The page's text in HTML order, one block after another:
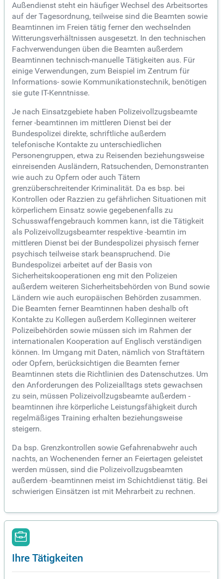
Außendienst steht ein häufiger Wechsel des Arbeitsortes
auf der Tagesordnung, teilweise sind die Beamten sowie
Beamtinnen im Freien tätig ferner den wechselnden
Witterungsverhältnissen ausgesetzt. In den technischen
Fachverwendungen üben die Beamten außerdem
Beamtinnen technisch-manuelle Tätigkeiten aus. Für
einige Verwendungen, zum Beispiel im Zentrum für
Informations- sowie Kommunikationstechnik, benötigen
sie gute IT-Kenntnisse.
Je nach Einsatzgebiete haben Polizeivollzugsbeamte
ferner -beamtinnen im mittleren Dienst bei der
Bundespolizei direkte, schriftliche außerdem
telefonische Kontakte zu unterschiedlichen
Personengruppen, etwa zu Reisenden beziehungsweise
einreisenden Ausländern, Ratsuchenden, Demonstranten
wie auch zu Opfern oder auch Tätern
grenzüberschreitender Kriminalität. Da es bsp. bei
Kontrollen oder Razzien zu gefährlichen Situationen mit
körperlichem Einsatz sowie gegebenenfalls zu
Schusswaffengebrauch kommen kann, ist die Tätigkeit
als Polizeivollzugsbeamter respektive -beamtin im
mittleren Dienst bei der Bundespolizei physisch ferner
psychisch teilweise stark beanspruchend. Die
Bundespolizei arbeitet auf der Basis von
Sicherheitskooperationen eng mit den Polizeien
außerdem weiteren Sicherheitsbehörden von Bund sowie
Ländern wie auch europäischen Behörden zusammen.
Die Beamten ferner Beamtinnen haben deshalb oft
Kontakte zu Kollegen außerdem Kolleginnen weiterer
Polizeibehörden sowie müssen sich im Rahmen der
internationalen Kooperation auf Englisch verständigen
können. Im Umgang mit Daten, nämlich von Straftätern
oder Opfern, berücksichtigen die Beamten ferner
Beamtinnen stets die Richtlinien des Datenschutzes. Um
den Anforderungen des Polizeialltags stets gewachsen
zu sein, müssen Polizeivollzugsbeamte außerdem -
beamtinnen ihre körperliche Leistungsfähigkeit durch
regelmäßiges Training erhalten beziehungsweise
steigern.
Da bsp. Grenzkontrollen sowie Gefahrenabwehr auch
nachts, an Wochenenden ferner an Feiertagen geleistet
werden müssen, sind die Polizeivollzugsbeamten
außerdem -beamtinnen meist im Schichtdienst tätig. Bei
schwierigen Einsätzen ist mit Mehrarbeit zu rechnen.
Ihre Tätigkeiten